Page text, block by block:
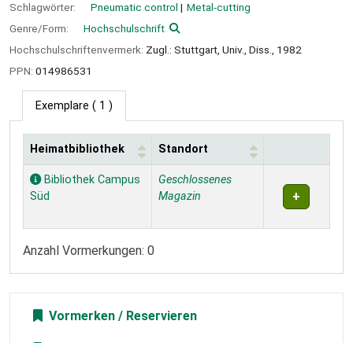
Schlagwörter:
Pneumatic control
Metal-cutting
Genre/Form:
Hochschulschrift
Hochschulschriftenvermerk: Zugl.: Stuttgart, Univ., Diss., 1982
PPN: 014986531
Exemplare ( 1 )
Exemplare
Heimatbibliothek Standort
Bibliothek Campus
Süd
Geschlossenes
Magazin
Anzahl Vormerkungen: 0
Vormerken